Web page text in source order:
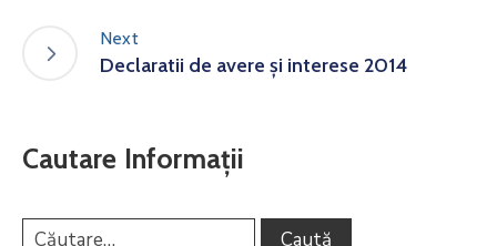
Next
Declaratii de avere și interese 2014
Cautare Informații